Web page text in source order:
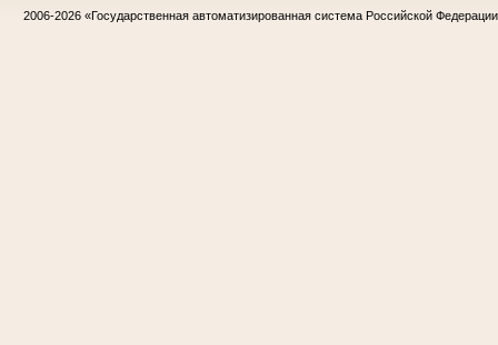
2006-2026 «Государственная автоматизированная система Российской